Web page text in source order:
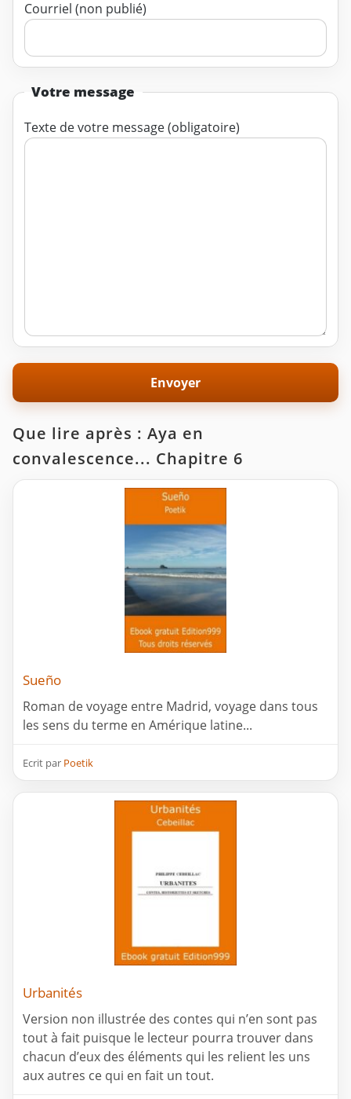
Courriel (non publié)
Votre message
Texte de votre message (obligatoire)
Que lire après : Aya en
convalescence... Chapitre 6
Sueño
Roman de voyage entre Madrid, voyage dans tous
les sens du terme en Amérique latine...
Ecrit par Poetik
Urbanités
Version non illustrée des contes qui n’en sont pas
tout à fait puisque le lecteur pourra trouver dans
chacun d’eux des éléments qui les relient les uns
aux autres ce qui en fait un tout.